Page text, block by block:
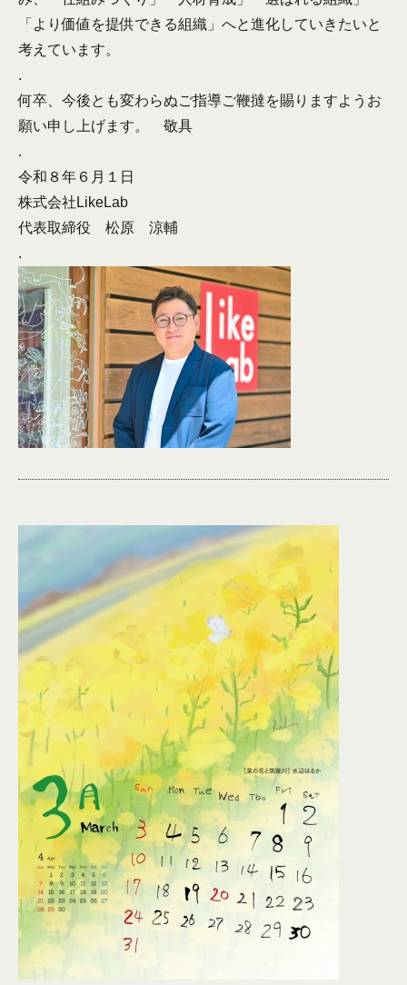
「より価値を提供できる組織」へと進化していきたいと
考えています。
.
何卒、今後とも変わらぬご指導ご鞭撻を賜りますようお
願い申し上げます。 敬具
.
令和８年６月１日
株式会社LikeLab
代表取締役 松原 涼輔
.